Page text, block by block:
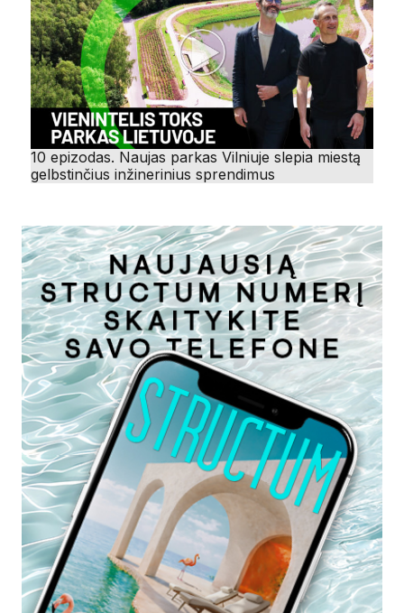
10 epizodas. Naujas parkas Vilniuje slepia miestą
gelbstinčius inžinerinius sprendimus